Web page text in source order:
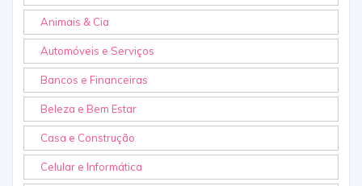
Animais & Cia
Automóveis e Serviços
Bancos e Financeiras
Beleza e Bem Estar
Casa e Construção
Celular e Informática